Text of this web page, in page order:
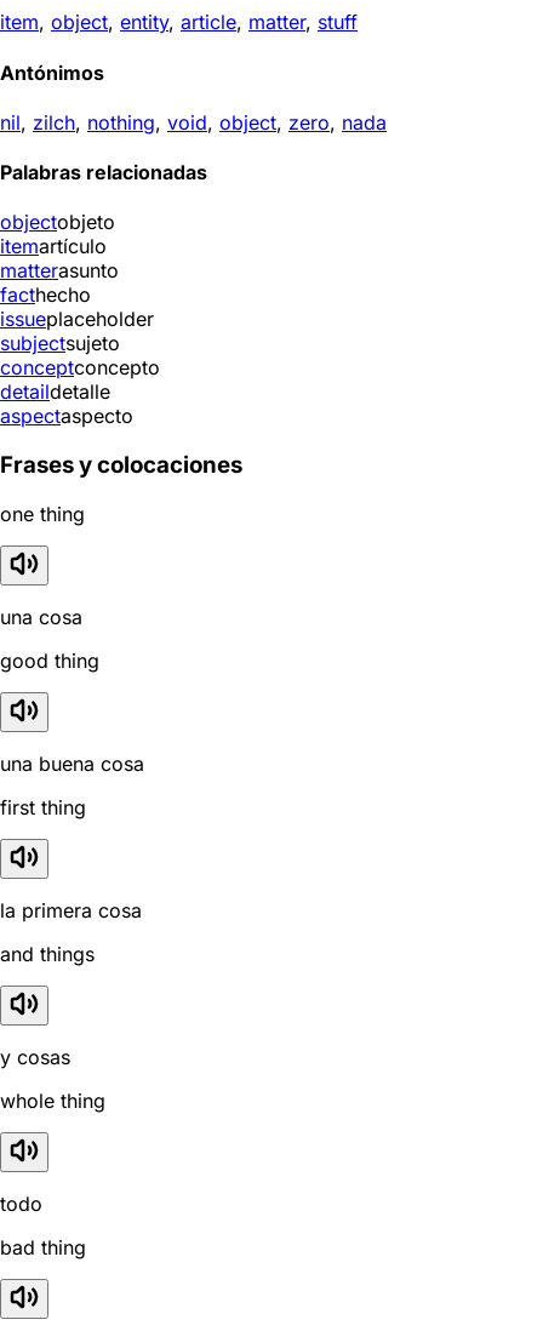
item, object, entity, article, matter, stuff
Antónimos
nil, zilch, nothing, void, object, zero, nada
Palabras relacionadas
objectobjeto
itemartículo
matterasunto
facthecho
issueplaceholder
subjectsujeto
conceptconcepto
detaildetalle
aspectaspecto
Frases y colocaciones
one thing
una cosa
good thing
una buena cosa
first thing
la primera cosa
and things
y cosas
whole thing
todo
bad thing